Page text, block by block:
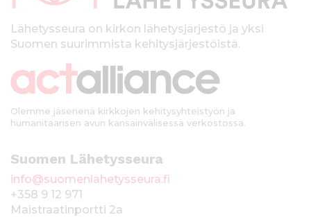
kLähetysseura on kirkon lähetysjärjestö ja yksi
Suomen suurimmista kehitysjärjestöistä.
Olemme jäsenenä kirkkojen kehitysyhteistyön ja
humanitaarisen avun kansainvälisessä verkostossa.
Suomen Lähetysseura
info@suomenlahetysseura.fi
+358 9 12 971
Maistraatinportti 2a